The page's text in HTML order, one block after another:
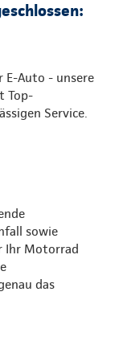
E-Auto - unsere
Top-
Service.
sowie
Ihr Motorrad
das